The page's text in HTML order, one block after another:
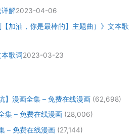
详解2023-04-06
加油，你是最棒的】主题曲）》文本歌
歌词2023-03-23
】漫画全集 – 免费在线漫画 (62,698)
集 – 免费在线漫画 (28,006)
– 免费在线漫画 (27,144)